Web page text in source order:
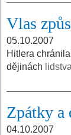
Vlas
05.10.2007
Hitlera
dějinách
Zpátky a
04.10.2007